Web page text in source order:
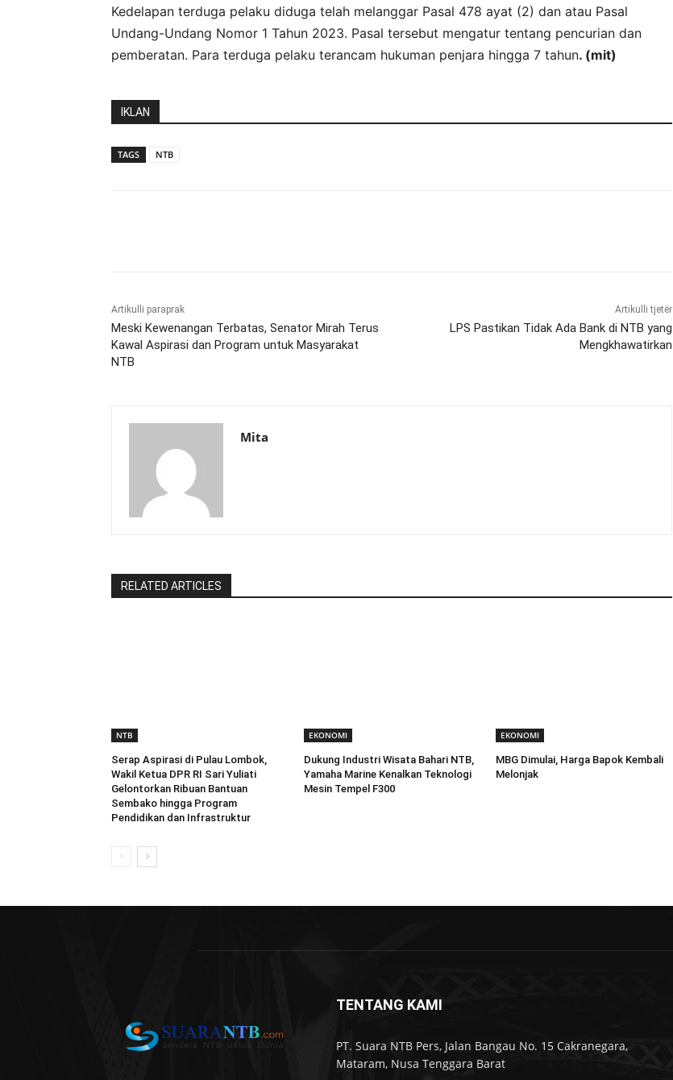
Kedelapan terduga pelaku diduga telah melanggar Pasal 478 ayat (2) dan atau Pasal
Undang-Undang Nomor 1 Tahun 2023. Pasal tersebut mengatur tentang pencurian dan
pemberatan. Para terduga pelaku terancam hukuman penjara hingga 7 tahun. (mit)
IKLAN
TAGS NTB
Artikulli paraprak
Meski Kewenangan Terbatas, Senator Mirah Terus
Kawal Aspirasi dan Program untuk Masyarakat
NTB
Artikulli tjetër
LPS Pastikan Tidak Ada Bank di NTB yang
Mengkhawatirkan
Mita
RELATED ARTICLES
NTB
Serap Aspirasi di Pulau Lombok,
Wakil Ketua DPR RI Sari Yuliati
Gelontorkan Ribuan Bantuan
Sembako hingga Program
Pendidikan dan Infrastruktur
EKONOMI
Dukung Industri Wisata Bahari NTB,
Yamaha Marine Kenalkan Teknologi
Mesin Tempel F300
EKONOMI
MBG Dimulai, Harga Bapok Kembali
Melonjak
TENTANG KAMI
PT. Suara NTB Pers, Jalan Bangau No. 15 Cakranegara,
Mataram, Nusa Tenggara Barat